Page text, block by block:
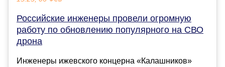
Российские инженеры провели огромную
работу по обновлению популярного на СВО
дрона
Инженеры ижевского концерна «Калашников»